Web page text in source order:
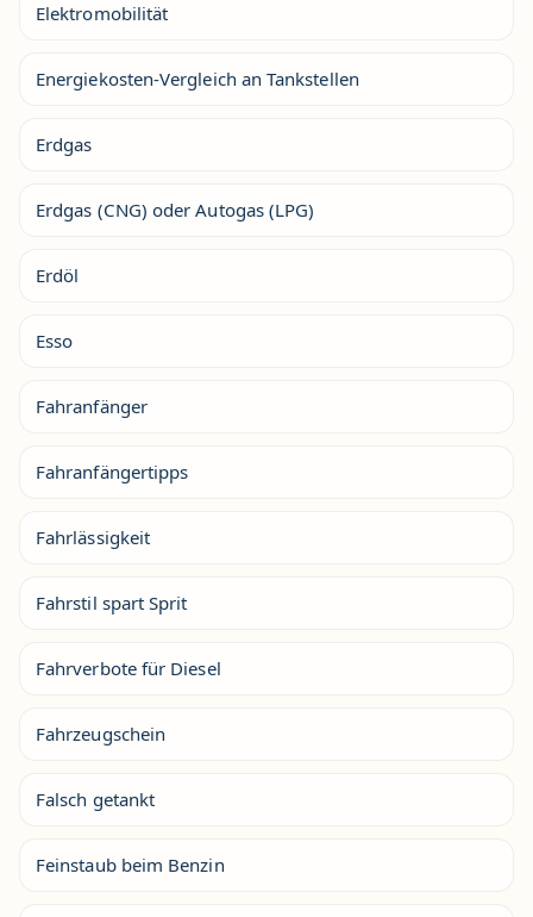
Elektromobilität
Energiekosten-Vergleich an Tankstellen
Erdgas
Erdgas (CNG) oder Autogas (LPG)
Erdöl
Esso
Fahranfänger
Fahranfängertipps
Fahrlässigkeit
Fahrstil spart Sprit
Fahrverbote für Diesel
Fahrzeugschein
Falsch getankt
Feinstaub beim Benzin